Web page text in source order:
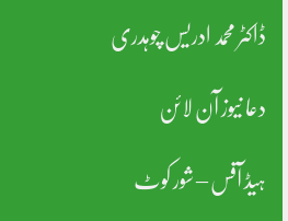
ڈاکٹر محمد ادریس چوہدری
دعا نیوز آن لائن
ہیڈ آفس – شور کوٹ